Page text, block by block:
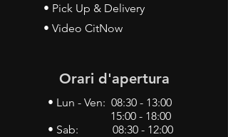
• Pick Up & Delivery
• Video CitNow
Orari d'apertura
• Lun - Ven: 08:30 - 13:00
15:00 - 18:00
• Sab: 08:30 - 12:00